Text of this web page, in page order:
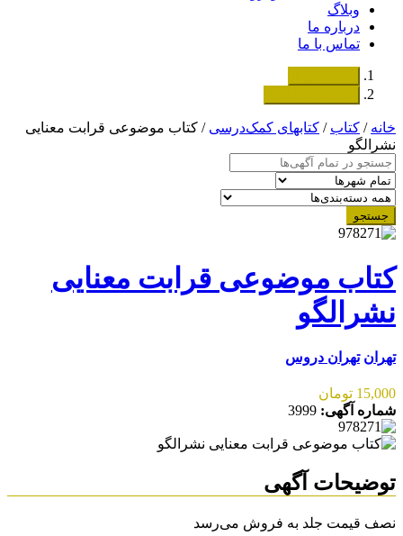
وبلاگ
درباره ما
تماس با ما
خانه/ کتاب/ کتابهای کمک‌درسی / کتاب موضوعی قرابت معنایی
نشرالگو
جستجو
کتاب موضوعی قرابت معنایی
نشرالگو
تهران تهران دروس
15,000 تومان
شماره آگهی: 3999
توضیحات آگهی
نصف قیمت جلد به فروش می‌رسد